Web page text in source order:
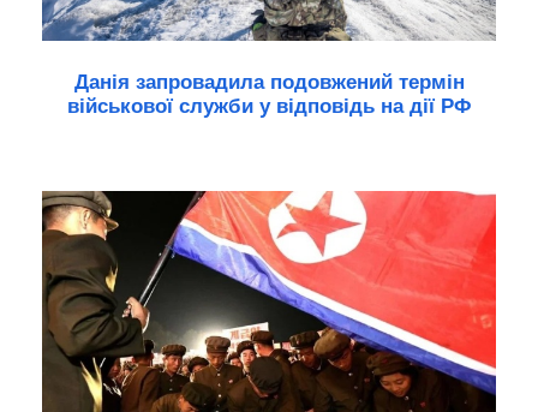
Данія запровадила подовжений термін
військової служби у відповідь на дії РФ